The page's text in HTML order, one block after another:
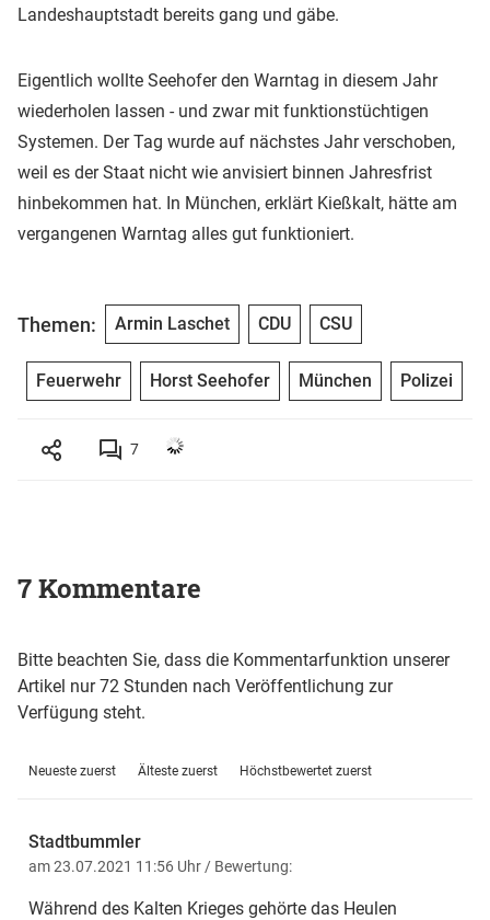
Landeshauptstadt bereits gang und gäbe.
Eigentlich wollte Seehofer den Warntag in diesem Jahr
wiederholen lassen - und zwar mit funktionstüchtigen
Systemen. Der Tag wurde auf nächstes Jahr verschoben,
weil es der Staat nicht wie anvisiert binnen Jahresfrist
hinbekommen hat. In München, erklärt Kießkalt, hätte am
vergangenen Warntag alles gut funktioniert.
Themen: Armin Laschet CDU CSU
Feuerwehr Horst Seehofer München Polizei
7
7 Kommentare
Bitte beachten Sie, dass die Kommentarfunktion unserer
Artikel nur 72 Stunden nach Veröffentlichung zur
Verfügung steht.
Neueste zuerst Älteste zuerst Höchstbewertet zuerst
Stadtbummler
am 23.07.2021 11:56 Uhr/ Bewertung:
Während des Kalten Krieges gehörte das Heulen